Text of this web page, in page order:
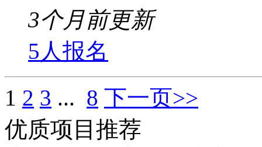
3个月前更新
5人报名
1 2 3 ... 8 下一页>>
优质项目推荐